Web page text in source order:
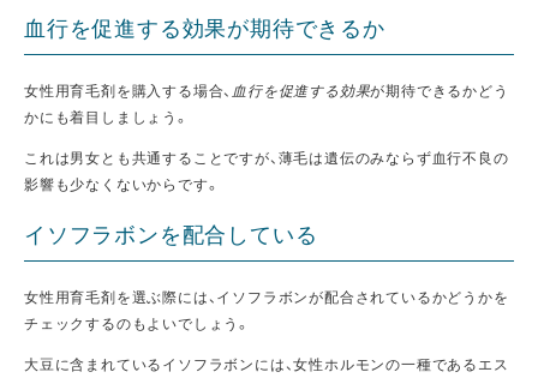
血行を促進する効果が期待できるか
女性用育毛剤を購入する場合、 血行を促進する効果が期待できるかどう
かにも着目しましょう。
これは男女とも共通することですが、薄毛は遺伝のみならず血行不良の
影響も少なくないからです。
イソフラボンを配合している
女性用育毛剤を選ぶ際には、イソフラボンが配合されているかどうかを
チェックするのもよいでしょう。
大豆に含まれているイソフラボンには、女性ホルモンの一種であるエス